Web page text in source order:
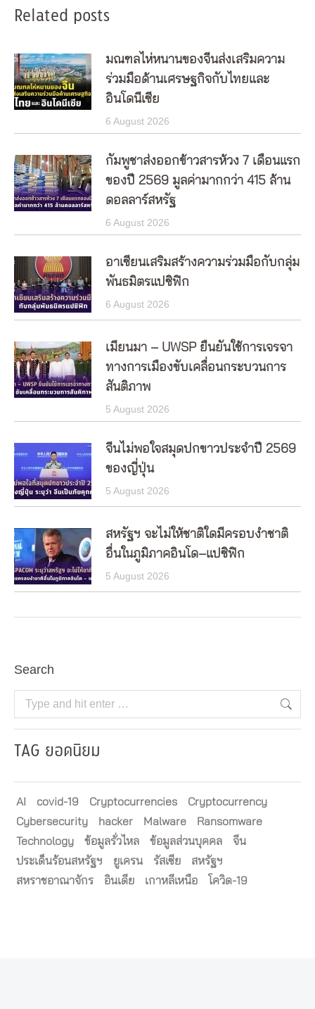
Related posts
มณฑลไห่หนานของจีนส่งเสริมความ
ร่วมมือด้านเศรษฐกิจกับไทยและ
อินโดนีเซีย
6 August 2026
กัมพูชาส่งออกข้าวสารห้วง 7 เดือนแรก
ของปี 2569 มูลค่ามากกว่า 415 ล้าน
ดอลลาร์สหรัฐ
6 August 2026
อาเซียนเสริมสร้างความร่วมมือกับกลุ่ม
พันธมิตรแปซิฟิก
6 August 2026
เมียนมา – UWSP ยืนยันใช้การเจรจา
ทางการเมืองขับเคลื่อนกระบวนการ
สันติภาพ
5 August 2026
จีนไม่พอใจสมุดปกขาวประจำปี 2569
ของญี่ปุ่น
5 August 2026
สหรัฐฯ จะไม่ให้ชาติใดมีครอบงำชาติ
อื่นในภูมิภาคอินโด–แปซิฟิก
5 August 2026
Search
Search:
TAG ยอดนิยม
AI covid-19 Cryptocurrencies
Cryptocurrency
Cybersecurity
hacker Malware
Ransomware
Technology
ข้อมูลรั่วไหล ข้อมูลส่วนบุคคล
จีน
ประเด็นร้อนสหรัฐฯ
ยูเครน รัสเซีย
สหรัฐฯ
สหราชอาณาจักร
อินเดีย เกาหลีเหนือ โควิด-19